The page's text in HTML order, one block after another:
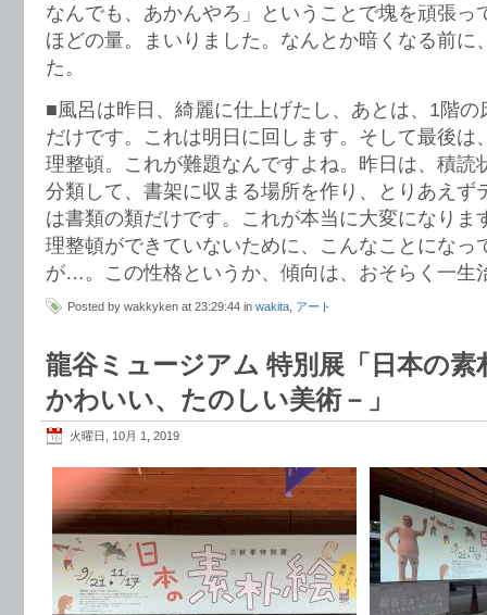
なんでも、あかんやろ」ということで塊を頑張っ
ほどの量。まいりました。なんとか暗くなる前に
た。
■風呂は昨日、綺麗に仕上げたし、あとは、1階
だけです。これは明日に回します。そして最後は
理整頓。これが難題なんですよね。昨日は、積読
分類して、書架に収まる場所を作り、とりあえず
は書類の類だけです。これが本当に大変になりま
理整頓ができていないために、こんなことになっ
が…。この性格というか、傾向は、おそらく一生
Posted by wakkyken at 23:29:44 in wakita アート
龍谷ミュージアム 特別展「日本の素
かわいい、たのしい美術－」
火曜日, 10月 1, 2019